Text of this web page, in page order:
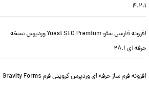
4.2.1
افزونه فارسی سئو Yoast SEO Premium وردپرس نسخه
حرفه ای 28.1
افزونه فرم ساز حرفه ای وردپرس گرویتی فرم Gravity Forms